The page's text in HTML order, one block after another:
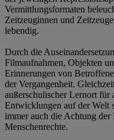
Vermittlungsformaten
Zeitzeuginnen und
lebendig.
Durch die
Filmaufnahmen, Objekten
Erinnerungen von
der Vergangenheit.
außerschulischer Lernort für
Entwicklungen auf der Welt
immer auch die Achtung
Menschenrechte.